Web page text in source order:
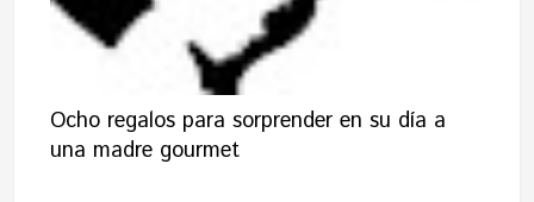
Ocho regalos para sorprender en su día a
una madre gourmet